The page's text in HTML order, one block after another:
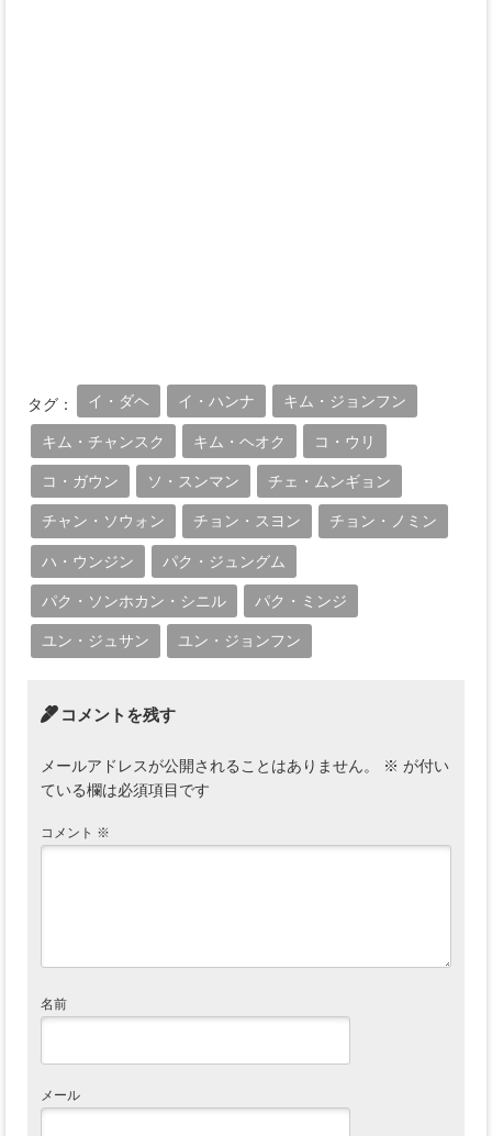
タグ： イ・ダヘ イ・ハンナ キム・ジョンフン
キム・チャンスク キム・ヘオク コ・ウリ
コ・ガウン ソ・スンマン チェ・ムンギョン
チャン・ソウォン チョン・スヨン チョン・ノミン
ハ・ウンジン パク・ジュングム
パク・ソンホカン・シニル パク・ミンジ
ユン・ジュサン ユン・ジョンフン
コメントを残す
メールアドレスが公開されることはありません。 ※ が付い
ている欄は必須項目です
コメント ※
名前
メール